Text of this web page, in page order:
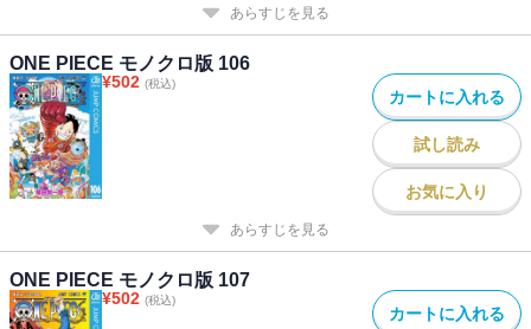
あらすじを見る
ONE PIECE モノクロ版 106
¥502 (税込)
カートに入れる
試し読み
お気に入り
あらすじを見る
ONE PIECE モノクロ版 107
¥502 (税込)
カートに入れる